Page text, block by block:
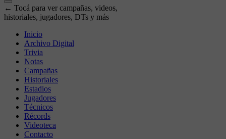
← Tocá para ver campañas, videos,
historiales, jugadores, DTs y más
Inicio
Archivo Digital
Trivia
Notas
Campañas
Historiales
Estadios
Jugadores
Técnicos
Récords
Videoteca
Contacto